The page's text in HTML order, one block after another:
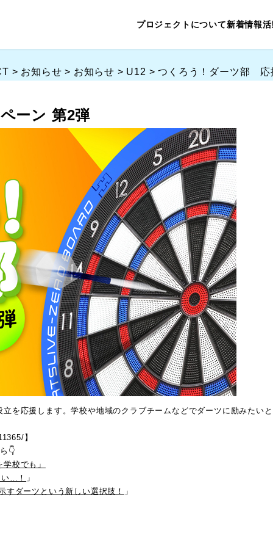
プロジェクトについて新着情報活
> お知らせ > お知らせ > U12 >つくろう！ダーツ部 応
ーン 第2弾
を応援します。学校や地域のクラブチームなどでダーツに励みたいと
】
👇
校でも」
…！
」
すダーツという新しい選択肢！ 」